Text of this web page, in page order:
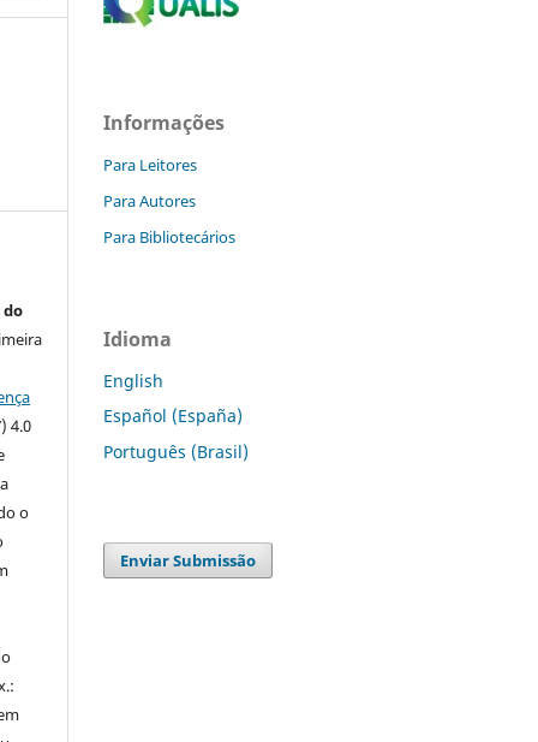
do
4.0
o
Informações
Para Leitores
Para Autores
Para Bibliotecários
Idioma
English
Español (España)
Português (Brasil)
Enviar Submissão